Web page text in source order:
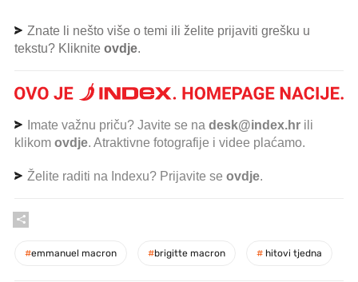
Znate li nešto više o temi ili želite prijaviti grešku u
tekstu? Kliknite ovdje.
Imate važnu priču? Javite se na desk@index.hr ili
klikom ovdje. Atraktivne fotografije i videe plaćamo.
Želite raditi na Indexu? Prijavite se ovdje.
#emmanuel macron #brigitte macron # hitovi tjedna